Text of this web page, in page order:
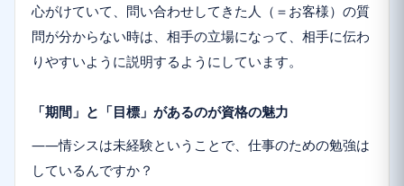
心がけていて、問い合わせしてきた人（＝お客様）の質
問が分からない時は、相手の立場になって、相手に伝わ
りやすいように説明するようにしています。
「期間」と「目標」があるのが資格の魅力
――情シスは未経験ということで、仕事のための勉強は
しているんですか？